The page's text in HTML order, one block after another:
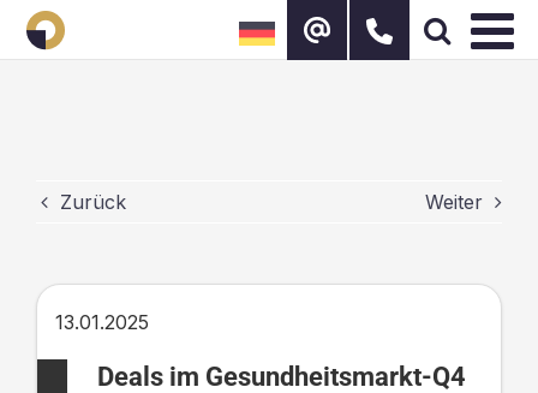
Zum
Inhalt
springen
Zurück Weiter
13.01.2025
Deals im Gesundheitsmarkt-Q4